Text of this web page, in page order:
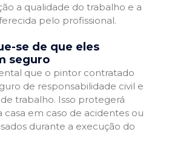
a qualidade do trabalho e a
pelo profissional.
se de que eles
seguro
que o pintor contratado
de responsabilidade civil e
trabalho. Isso protegerá
casa em caso de acidentes ou
durante a execução do